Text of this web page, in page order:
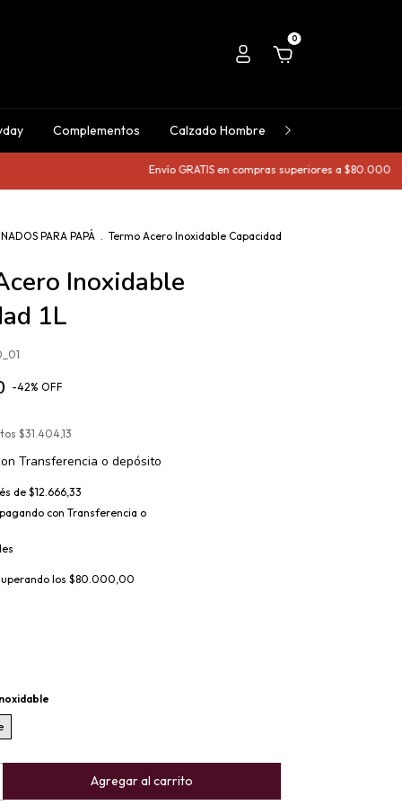
0
Complementos Calzado Hombre
Envío GRATIS en compras superiores a $80.000 3
PARA PAPÁ . Termo Acero Inoxidable Capacidad
Inoxidable
1L
-42% OFF
$31.404,13
Transferencia o depósito
de$12.666,33
pagando con Transferencia o
los $80.000,00